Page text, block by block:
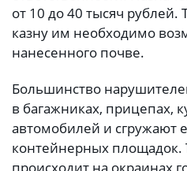
от 10 до 40 тысяч рублей.
казну им необходимо
нанесенного почве.
Большинство
в багажниках, прицепах,
автомобилей и сгружают
контейнерных площадок.
происходит на окраинах